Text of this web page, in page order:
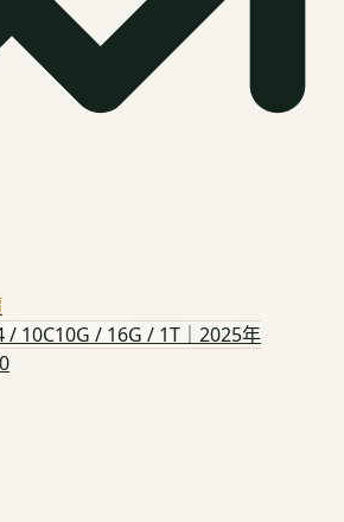
10C10G / 16G / 1T｜2025年